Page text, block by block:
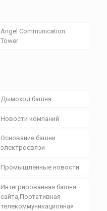
Angel Communication
Tower
Дымоход башня
Новости компаний
Основание башни
электросвязи
Промышленные новости
Интегрированная башня
сайта,Портативная
телекоммуникационная